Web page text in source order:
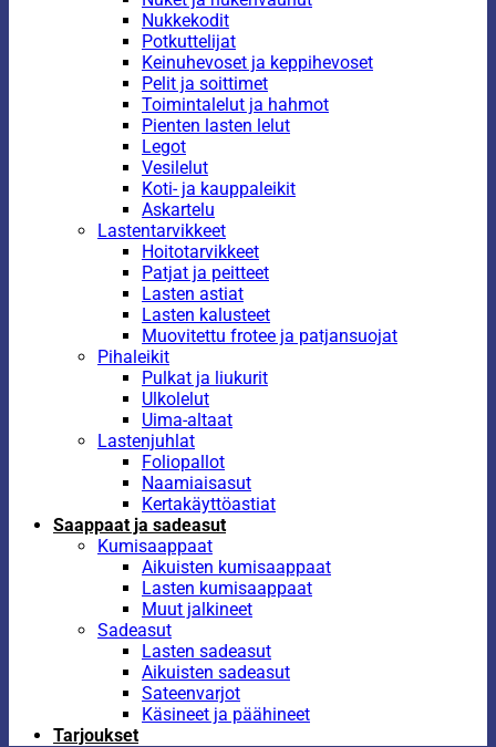
Nukkekodit
Potkuttelijat
Keinuhevoset ja keppihevoset
Pelit ja soittimet
Toimintalelut ja hahmot
Pienten lasten lelut
Legot
Vesilelut
Koti- ja kauppaleikit
Askartelu
Lastentarvikkeet
Hoitotarvikkeet
Patjat ja peitteet
Lasten astiat
Lasten kalusteet
Muovitettu frotee ja patjansuojat
Pihaleikit
Pulkat ja liukurit
Ulkolelut
Uima-altaat
Lastenjuhlat
Foliopallot
Naamiaisasut
Kertakäyttöastiat
Saappaat ja sadeasut
Kumisaappaat
Aikuisten kumisaappaat
Lasten kumisaappaat
Muut jalkineet
Sadeasut
Lasten sadeasut
Aikuisten sadeasut
Sateenvarjot
Käsineet ja päähineet
Tarjoukset